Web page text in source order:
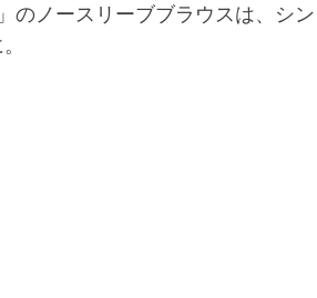
のノースリーブブラウスは、シン